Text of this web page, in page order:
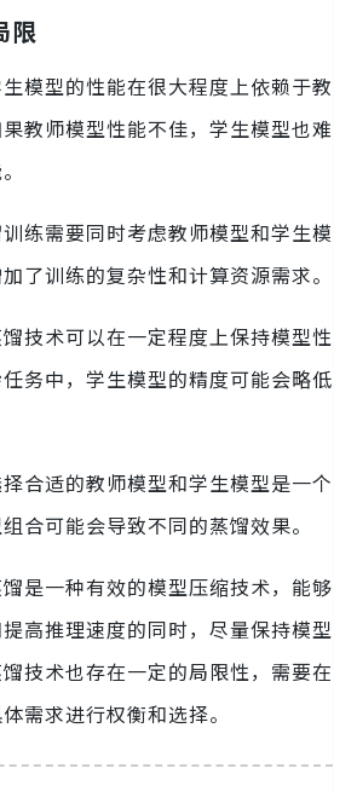
限
模型的性能在很大程度上依赖于教
教师模型性能不佳，学生模型也难
练需要同时考虑教师模型和学生模
了训练的复杂性和计算资源需求。
技术可以在一定程度上保持模型性
务中，学生模型的精度可能会略低
合适的教师模型和学生模型是一个
合可能会导致不同的蒸馏效果。
是一种有效的模型压缩技术，能够
高推理速度的同时，尽量保持模型
技术也存在一定的局限性，需要在
需求进行权衡和选择。